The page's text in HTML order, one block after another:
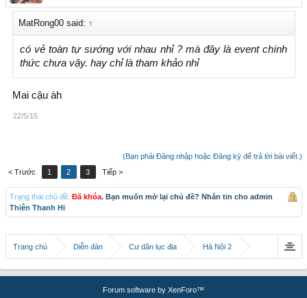
MatRong00 said: ↑
có vẻ toàn tự sướng với nhau nhỉ ? mà đây là event chính
thức chưa vậy. hay chỉ là tham khảo nhỉ
Mai cậu àh
22/5/15
(Bạn phải Đăng nhập hoặc Đăng ký để trả lời bài viết.)
< Trước
1 2 3 Tiếp >
Trạng thái chủ đề: Đã khóa. Bạn muốn mở lại chủ đề? Nhắn tin cho admin
Thiên Thanh Hi
Trang chủ Diễn đàn Cư dân lục địa Hà Nội 2
Forum software by XenForo™